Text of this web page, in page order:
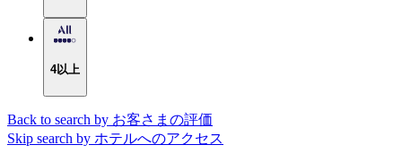
4以上
Back to search by お客さまの評価
Skip search by ホテルへのアクセス